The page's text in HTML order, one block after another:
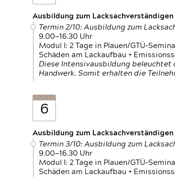
Ausbildung zum
Termin 2/10: Ausbildung zum
9.00—16.30 Uhr
Modul I: 2 Tage in Plauen/GTÜ-
Schäden am Lackaufbau +
Diese Intensivausbildung beleuchtet
Handwerk. Somit erhalten die
6
Ausbildung zum
Termin 3/10: Ausbildung zum
9.00—16.30 Uhr
Modul I: 2 Tage in Plauen/GTÜ-
Schäden am Lackaufbau +